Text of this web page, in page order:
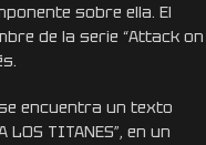
sobre ella. El
de la serie “Attack on
encuentra un texto
LOS TITANES”, en un